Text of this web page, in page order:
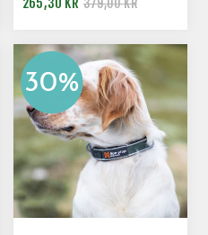
265,30 KR 379,00 KR